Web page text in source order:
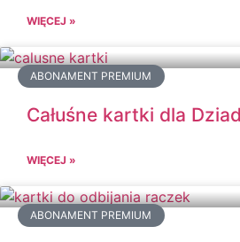
WIĘCEJ »
ABONAMENT PREMIUM
Całuśne kartki dla
WIĘCEJ »
ABONAMENT PREMIUM